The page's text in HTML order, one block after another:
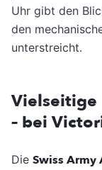
Uhr gibt den
den
unterstreicht.
Vielseitige
– bei
Die Swiss Army